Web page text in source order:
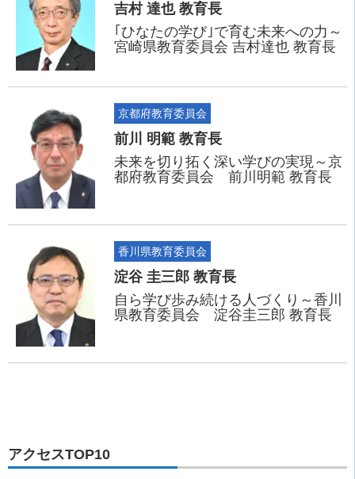
吉村 達也 教育長
｢ひなたの学び｣で育む未来への力～
宮崎県教育委員会 吉村達也 教育長
京都府教育委員会
前川 明範 教育長
未来を切り拓く深い学びの実現～京
都府教育委員会 前川明範 教育長
香川県教育委員会
淀谷 圭三郎 教育長
自ら学び歩み続ける人づくり～香川
県教育委員会 淀谷圭三郎 教育長
アクセスTOP10